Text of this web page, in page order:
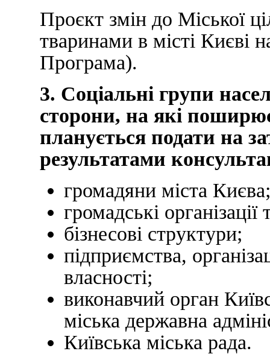
Проєкт змін до Міської
тваринами в місті Києві
Програма).
3. Соціальні групи
сторони, на які
планується подати на
результатами
громадяни міста Києва;
громадські
бізнесові структури;
підприємства,
власності;
виконавчий орган
міська державна
Київська міська рада.